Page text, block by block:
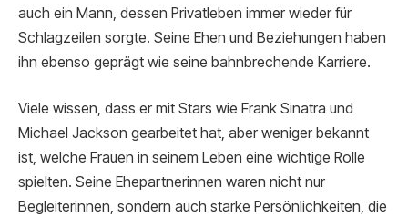
auch ein Mann, dessen Privatleben immer wieder für
Schlagzeilen sorgte. Seine Ehen und Beziehungen haben
ihn ebenso geprägt wie seine bahnbrechende Karriere.
Viele wissen, dass er mit Stars wie Frank Sinatra und
Michael Jackson gearbeitet hat, aber weniger bekannt
ist, welche Frauen in seinem Leben eine wichtige Rolle
spielten. Seine Ehepartnerinnen waren nicht nur
Begleiterinnen, sondern auch starke Persönlichkeiten, die